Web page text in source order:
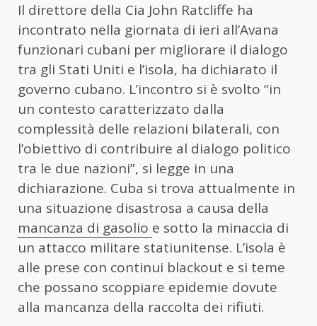
Il direttore della Cia John Ratcliffe ha
incontrato nella giornata di ieri all’Avana
funzionari cubani per migliorare il dialogo
tra gli Stati Uniti e l’isola, ha dichiarato il
governo cubano. L’incontro si è svolto “in
un contesto caratterizzato dalla
complessità delle relazioni bilaterali, con
l’obiettivo di contribuire al dialogo politico
tra le due nazioni”, si legge in una
dichiarazione. Cuba si trova attualmente in
una situazione disastrosa a causa della
mancanza di gasolio e sotto la minaccia di
un attacco militare statiunitense. L’isola è
alle prese con continui blackout e si teme
che possano scoppiare epidemie dovute
alla mancanza della raccolta dei rifiuti.